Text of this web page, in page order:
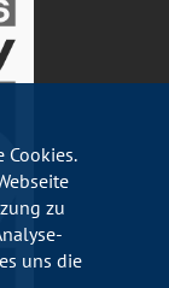
Cookies.
zu
uns die